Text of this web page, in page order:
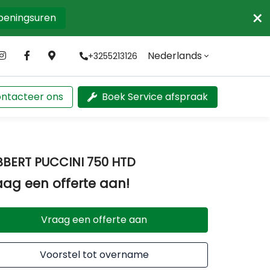
×
+3255213126 Nederlands
ons Boek Service afspraak
PUCCINI 750 HTD
een offerte aan!
Vraag een offerte aan
Voorstel tot overname